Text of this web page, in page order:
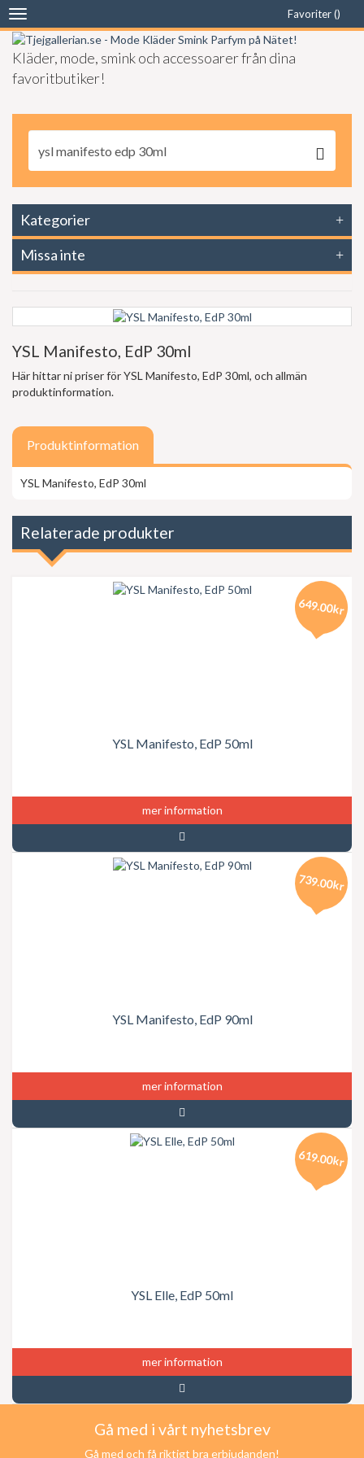
Favoriter ()
Kläder, mode, smink och accessoarer från dina
favoritbutiker!
Toggle
navigation
Kategorier
Missa inte
YSL Manifesto, EdP 30ml
Här hittar ni priser för YSL Manifesto, EdP 30ml, och allmän
produktinformation.
Produktinformation
YSL Manifesto, EdP 30ml
Relaterade produkter
YSL Manifesto, EdP 50ml
649.00kr
mer information
YSL Manifesto, EdP 90ml
739.00kr
mer information
YSL Elle, EdP 50ml
619.00kr
mer information
Gå med i vårt nyhetsbrev
Gå med och få riktigt bra erbjudanden!